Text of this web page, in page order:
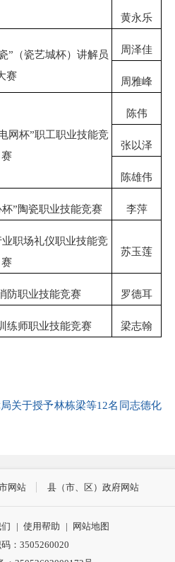
黄永乐
”（瓷艺城杯）讲解员
赛
周泽佳
周雅峰
网杯”职工职业技能竞
赛
陈伟
张以泽
陈雄伟
”陶瓷职业技能竞赛 李萍
职场礼仪职业技能竞
赛
苏玉莲
防职业技能竞赛 罗德耳
练师职业技能竞赛 梁志翰
关于授予林栋梁等12名同志德化
网站 县（市、区）政府网站
| 使用帮助 |
网站地图
：3505260020